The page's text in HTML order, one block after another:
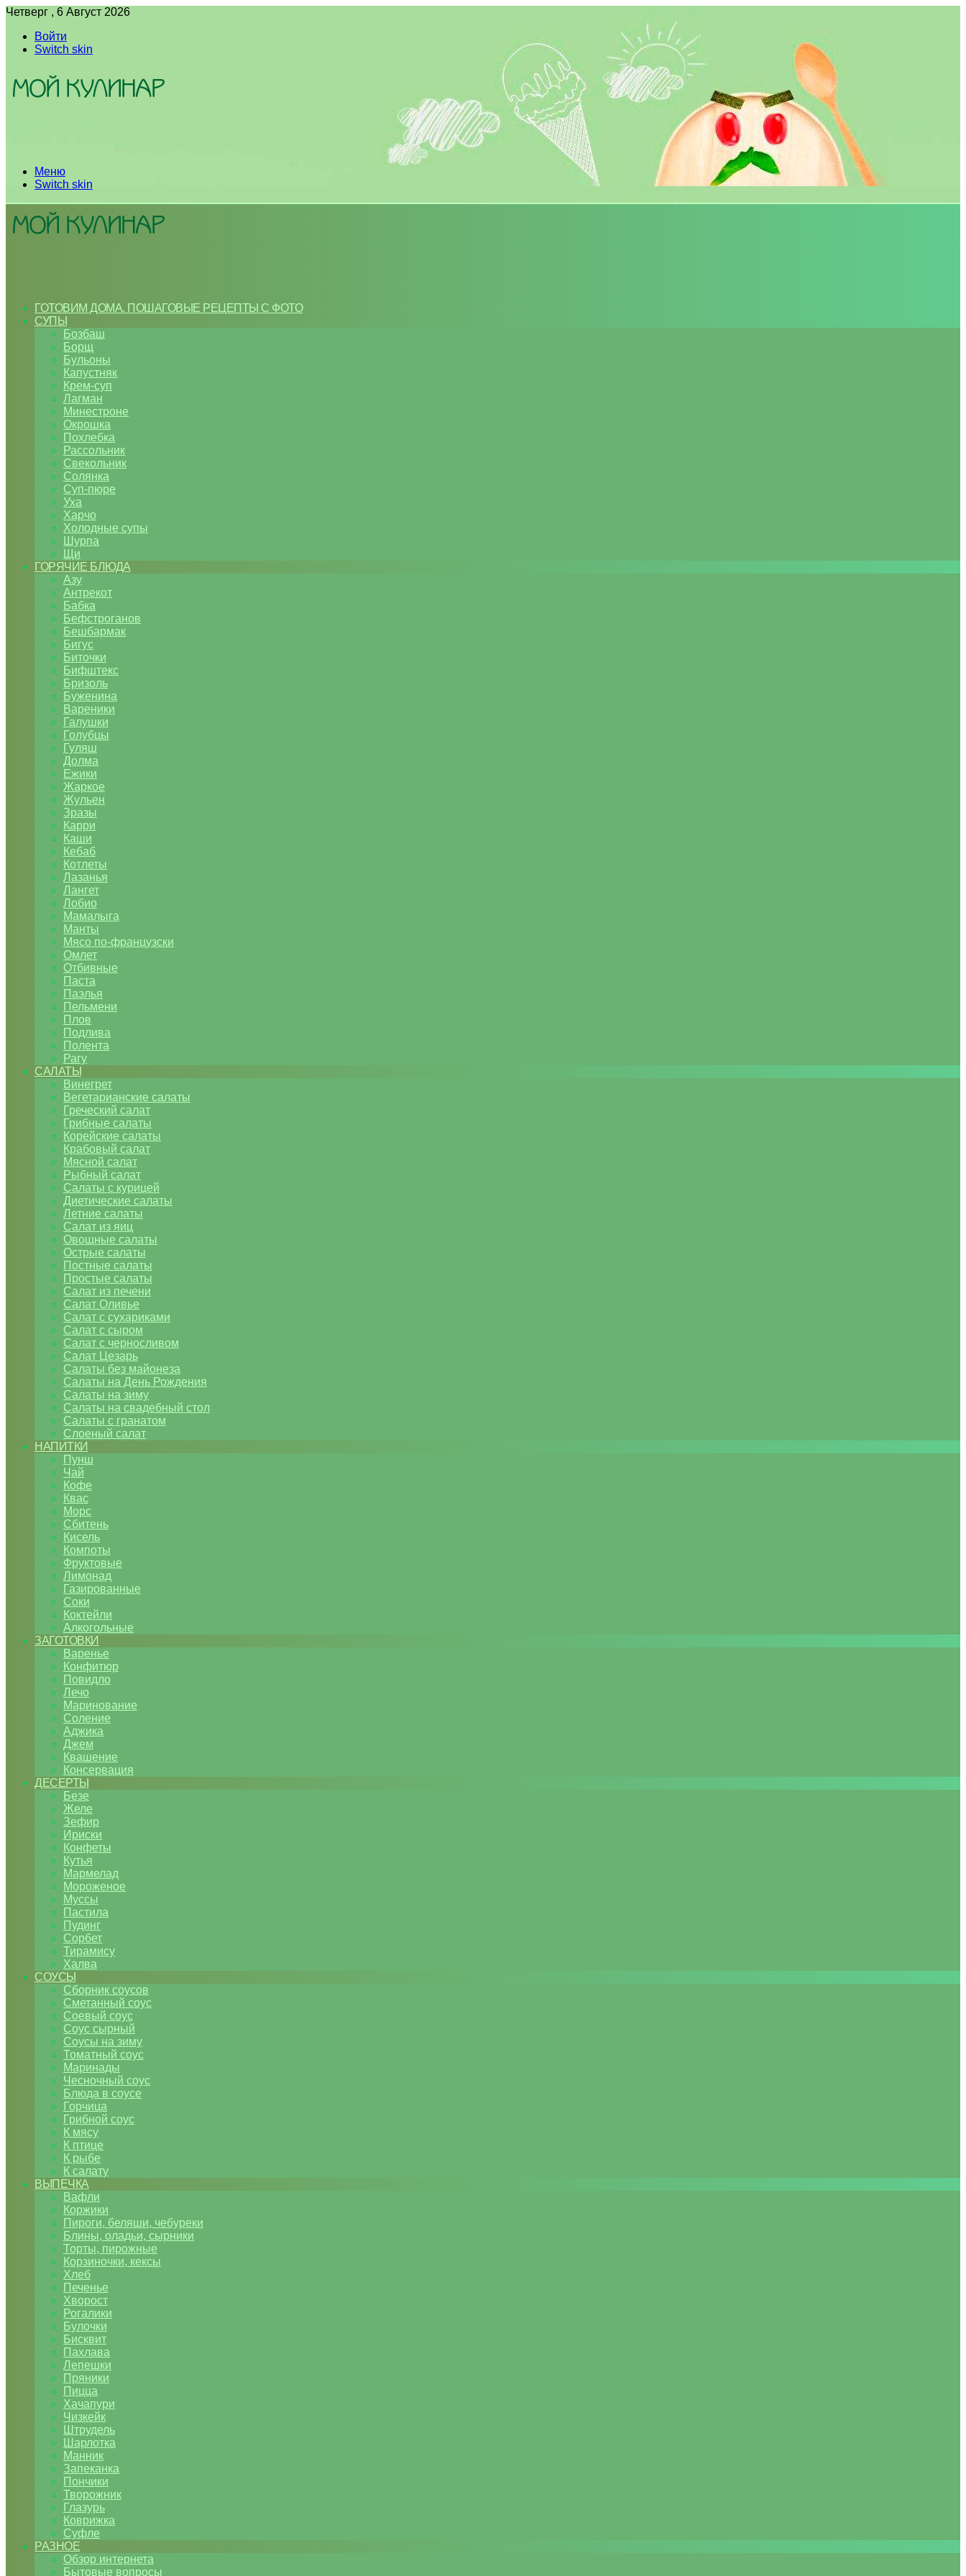
Четверг , 6 Август 2026
Войти
Switch skin
Меню
Switch skin
ГОТОВИМ ДОМА. ПОШАГОВЫЕ РЕЦЕПТЫ С ФОТО
СУПЫ
Бозбаш
Борщ
Бульоны
Капустняк
Крем-суп
Лагман
Минестроне
Окрошка
Похлебка
Рассольник
Свекольник
Солянка
Суп-пюре
Уха
Харчо
Холодные супы
Шурпа
Щи
ГОРЯЧИЕ БЛЮДА
Азу
Антрекот
Бабка
Бефстроганов
Бешбармак
Бигус
Биточки
Бифштекс
Бризоль
Буженина
Вареники
Галушки
Голубцы
Гуляш
Долма
Ежики
Жаркое
Жульен
Зразы
Карри
Каши
Кебаб
Котлеты
Лазанья
Лангет
Лобио
Мамалыга
Манты
Мясо по-французски
Омлет
Отбивные
Паста
Паэлья
Пельмени
Плов
Подлива
Полента
Рагу
САЛАТЫ
Винегрет
Вегетарианские салаты
Греческий салат
Грибные салаты
Корейские салаты
Крабовый салат
Мясной салат
Рыбный салат
Салаты с курицей
Диетические салаты
Летние салаты
Салат из яиц
Овощные салаты
Острые салаты
Постные салаты
Простые салаты
Салат из печени
Салат Оливье
Салат с сухариками
Салат с сыром
Салат с черносливом
Салат Цезарь
Салаты без майонеза
Салаты на День Рождения
Салаты на зиму
Салаты на свадебный стол
Салаты с гранатом
Слоеный салат
НАПИТКИ
Пунш
Чай
Кофе
Квас
Морс
Сбитень
Кисель
Компоты
Фруктовые
Лимонад
Газированные
Соки
Коктейли
Алкогольные
ЗАГОТОВКИ
Варенье
Конфитюр
Повидло
Лечо
Маринование
Соление
Аджика
Джем
Квашение
Консервация
ДЕСЕРТЫ
Безе
Желе
Зефир
Ириски
Конфеты
Кутья
Мармелад
Мороженое
Муссы
Пастила
Пудинг
Сорбет
Тирамису
Халва
СОУСЫ
Сборник соусов
Сметанный соус
Соевый соус
Соус сырный
Соусы на зиму
Томатный соус
Маринады
Чесночный соус
Блюда в соусе
Горчица
Грибной соус
К мясу
К птице
К рыбе
К салату
ВЫПЕЧКА
Вафли
Коржики
Пироги, беляши, чебуреки
Блины, оладьи, сырники
Торты, пирожные
Корзиночки, кексы
Хлеб
Печенье
Хворост
Рогалики
Булочки
Бисквит
Пахлава
Лепешки
Пряники
Пицца
Хачапури
Чизкейк
Штрудель
Шарлотка
Манник
Запеканка
Пончики
Творожник
Глазурь
Коврижка
Суфле
РАЗНОЕ
Обзор интернета
Бытовые вопросы